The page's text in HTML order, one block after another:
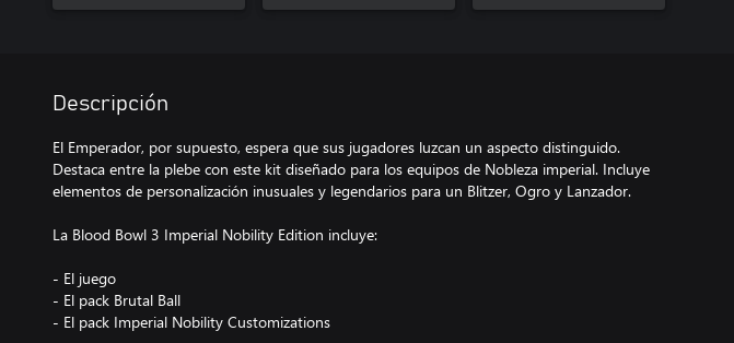
Descripción
El Emperador, por supuesto, espera que sus jugadores luzcan un aspecto distinguido.
Destaca entre la plebe con este kit diseñado para los equipos de Nobleza imperial. Incluye
elementos de personalización inusuales y legendarios para un Blitzer, Ogro y Lanzador.
La Blood Bowl 3 Imperial Nobility Edition incluye:
- El juego
- El pack Brutal Ball
- El pack Imperial Nobility Customizations